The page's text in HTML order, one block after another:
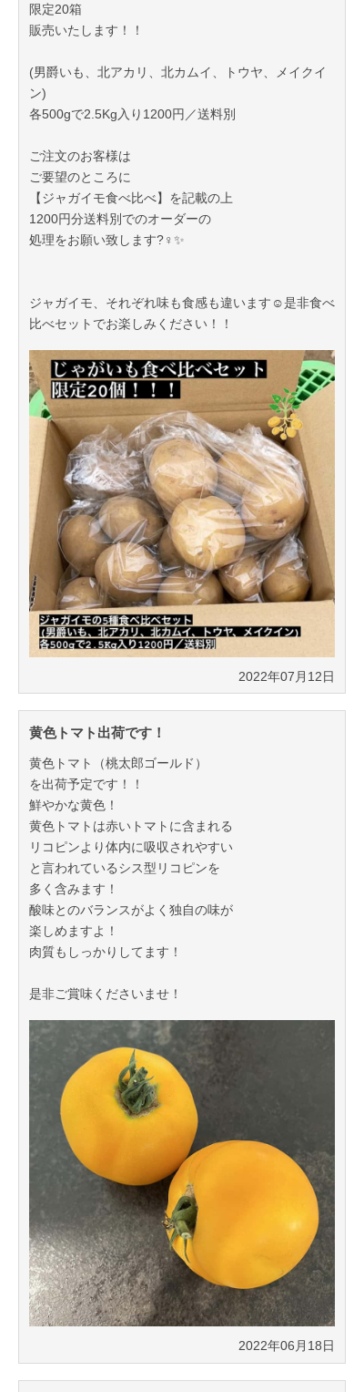
ゴヒイキからの
出来る限りではもちろんお返事させていただきま
す！！！
また、出産後もご連絡のお返事が不規則になる場合が
あるかもしれません。
もちろん、お客さまにはご迷惑をお掛けしないように
大変ご迷惑をおかけしてしまいますが何卒よろしくお
願い致します。?
限定20箱
販売いたします！！
(男爵いも、北アカリ、北カムイ、トウヤ、メイクイ
ン)
各500gで2.5Kg入り1200円／送料別
ご注文のお客様は
ご要望のところに
【ジャガイモ食べ比べ】を記載の上
1200円分送料別でのオーダーの
処理をお願い致します?‍♀️✨
ジャガイモ、それぞれ味も食感も違います☺️是非食べ
比べセットでお楽しみください！！
2022年07月12日
黄色トマト出荷です！
黄色トマト（桃太郎ゴールド）
を出荷予定です！！
鮮やかな黄色！
黄色トマトは赤いトマトに含まれる
リコピンより体内に吸収されやすい
と言われているシス型リコピンを
多く含みます！
酸味とのバランスがよく独自の味が
楽しめますよ！
肉質もしっかりしてます！
是非ご賞味くださいませ！
2022年06月18日